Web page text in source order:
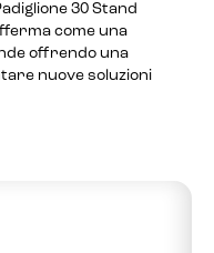
30 Stand
come una
offrendo una
nuove soluzioni